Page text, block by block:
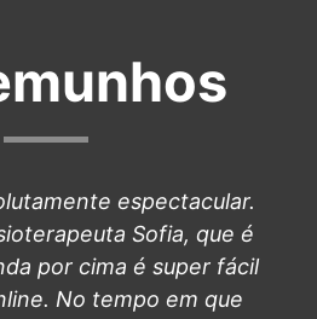
espectacular.
Sofia, que é
por cima é super fácil
No tempo em que